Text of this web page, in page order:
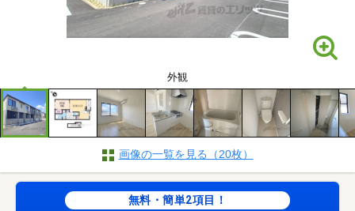
外観
画像の一覧を見る（20枚）
無料・簡単2項目！